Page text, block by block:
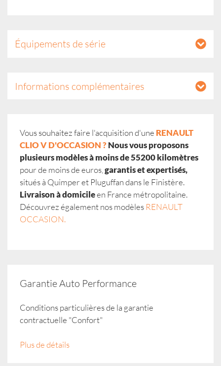
Équipements de série
Informations complémentaires
Vous souhaitez faire l'acquisition d'une RENAULT
CLIO V D'OCCASION ?Nous vous proposons
plusieurs modèles à moins de 55200 kilomètres
pour de moins de euros, garantis et expertisés,
situés à Quimper et Pluguffan dans le Finistère.
Livraison à domicileen France métropolitaine.
Découvrez également nos modèles RENAULT
OCCASION.
Garantie Auto Performance
Conditions particulières de la garantie
contractuelle "Confort"
Plus de détails